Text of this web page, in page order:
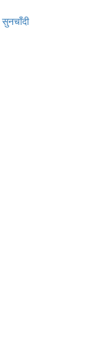
सुनचाँदी